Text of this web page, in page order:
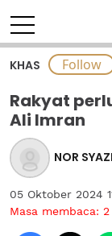
KHAS
Rakyat
Ali Imran
NOR
05 Oktober 2024
Masa membaca: 2